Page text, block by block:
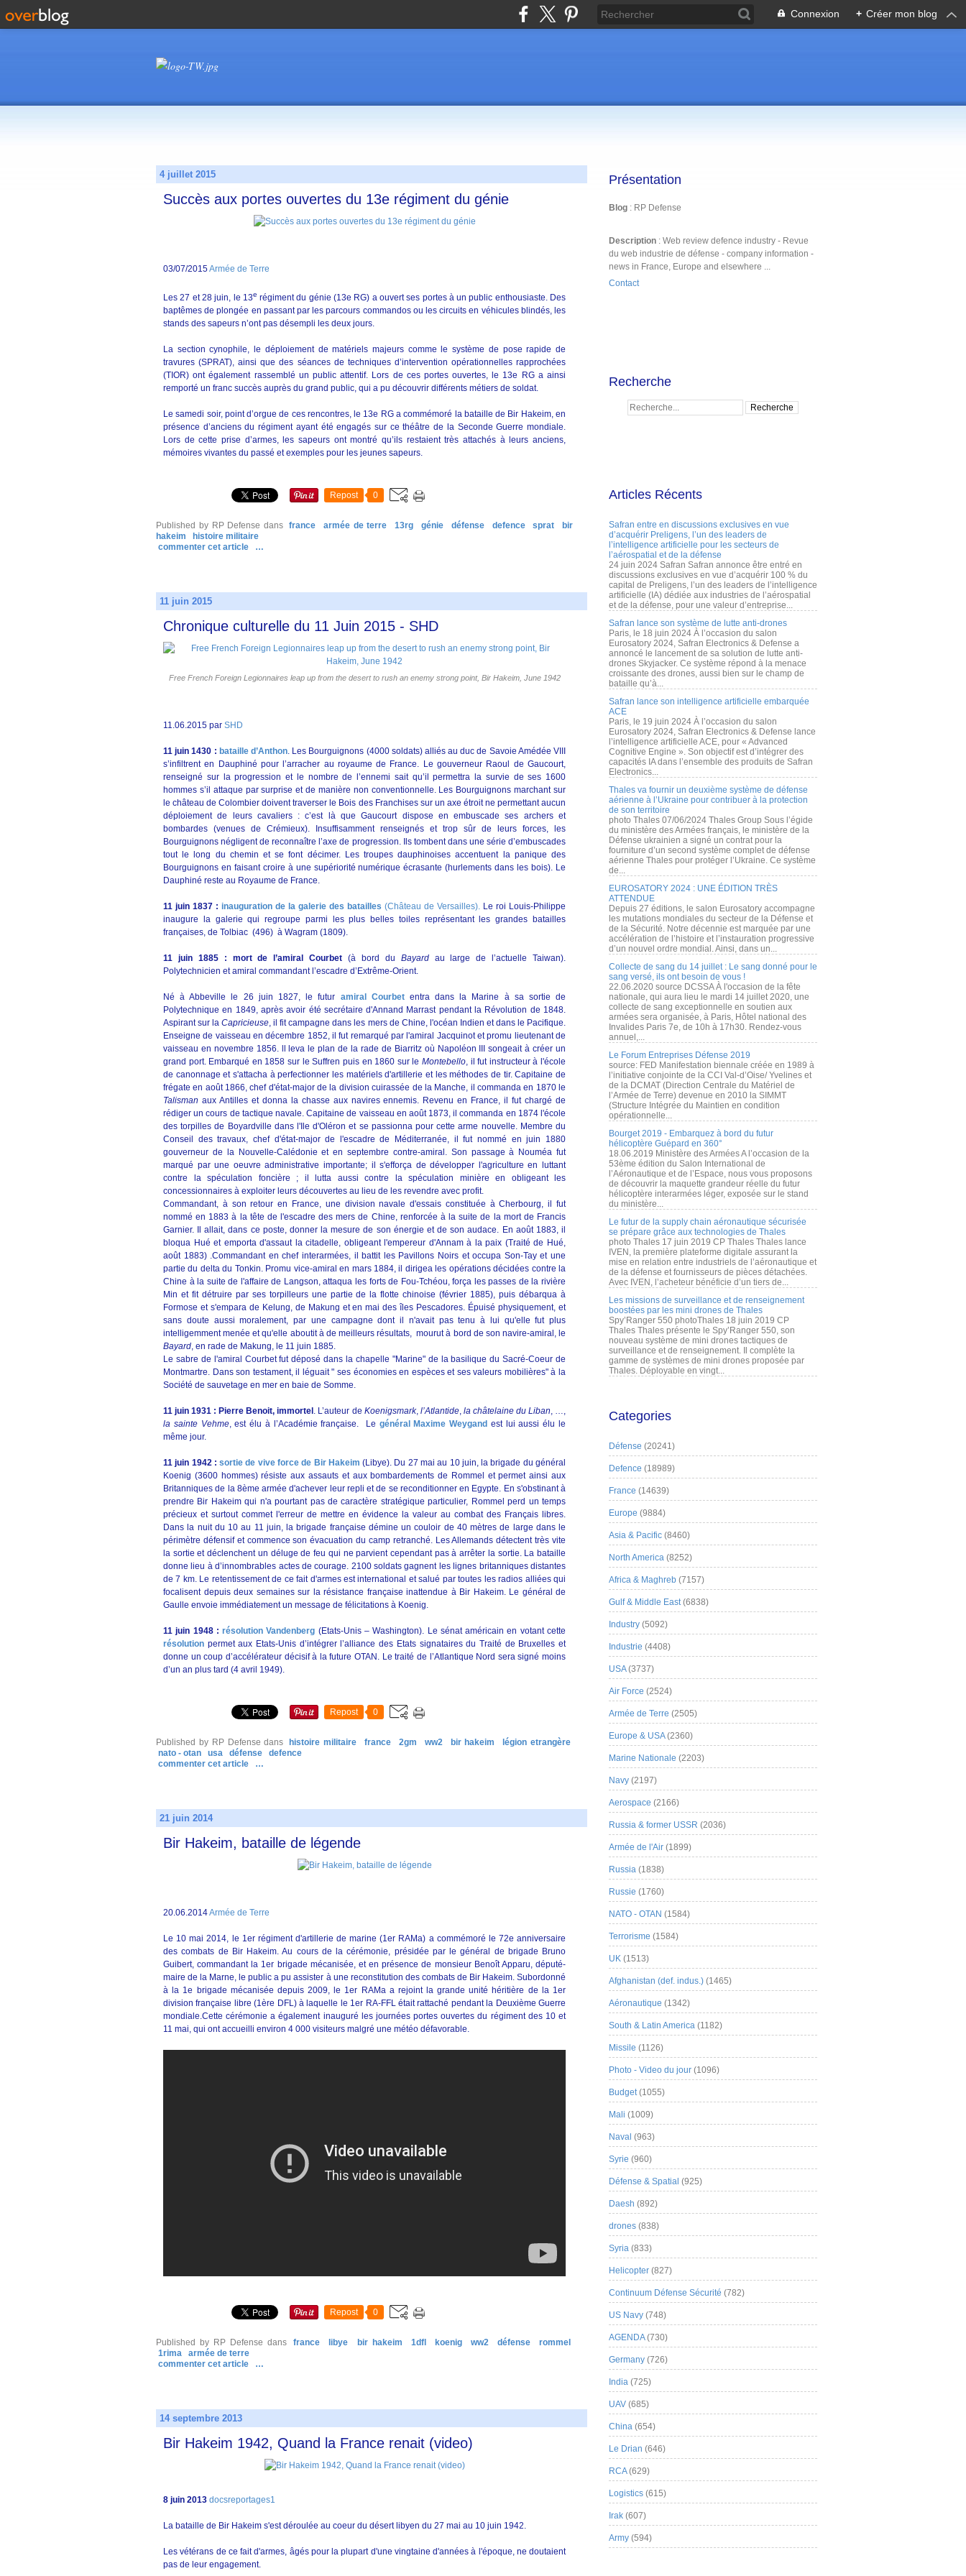
Connexion + Créer mon blog
4 juillet 2015
Succès aux portes ouvertes du 13e régiment du génie
03/07/2015Armée de Terre
Les 27 et 28 juin, le 13e régiment du génie (13e RG) a ouvert ses portes à un public enthousiaste. Des
baptêmes de plongée en passant par les parcours commandos ou les circuits en véhicules blindés, les
stands des sapeurs n’ont pas désempli les deux jours.
La section cynophile, le déploiement de matériels majeurs comme le système de pose rapide de
travures (SPRAT), ainsi que des séances de techniques d’intervention opérationnelles rapprochées
(TIOR) ont également rassemblé un public attentif. Lors de ces portes ouvertes, le 13e RG a ainsi
remporté un franc succès auprès du grand public, qui a pu découvrir différents métiers de soldat.
Le samedi soir, point d’orgue de ces rencontres, le 13e RG a commémoré la bataille de Bir Hakeim, en
présence d’anciens du régiment ayant été engagés sur ce théâtre de la Seconde Guerre mondiale.
Lors de cette prise d’armes, les sapeurs ont montré qu’ils restaient très attachés à leurs anciens,
mémoires vivantes du passé et exemples pour les jeunes sapeurs.
Repost 0
Published by RP Defense dans france armée de terre 13rg génie défense defence sprat
bir
hakeim
histoire militaire
commenter cet article
…
11 juin 2015
Chronique culturelle du 11 Juin 2015 - SHD
Free French Foreign Legionnaires leap up from the desert to rush an enemy strong point, Bir Hakeim, June 1942
11.06.2015 par SHD
11 juin 1430 : bataille d’Anthon. Les Bourguignons (4000 soldats) alliés au duc de Savoie Amédée VIII
s’infiltrent en Dauphiné pour l’arracher au royaume de France. Le gouverneur Raoul de Gaucourt,
renseigné sur la progression et le nombre de l’ennemi sait qu’il permettra la survie de ses 1600
hommes s’il attaque par surprise et de manière non conventionnelle. Les Bourguignons marchant sur
le château de Colombier doivent traverser le Bois des Franchises sur un axe étroit ne permettant aucun
déploiement de leurs cavaliers : c’est là que Gaucourt dispose en embuscade ses archers et
bombardes (venues de Crémieux). Insuffisamment renseignés et trop sûr de leurs forces, les
Bourguignons négligent de reconnaître l’axe de progression. Ils tombent dans une série d’embuscades
tout le long du chemin et se font décimer. Les troupes dauphinoises accentuent la panique des
Bourguignons en faisant croire à une supériorité numérique écrasante (hurlements dans les bois). Le
Dauphiné reste au Royaume de France.
11 juin 1837 : inauguration de la galerie des batailles (Château de Versailles). Le roi Louis-Philippe
inaugure la galerie qui regroupe parmi les plus belles toiles représentant les grandes batailles
françaises, de Tolbiac (496) à Wagram (1809).
11 juin 1885 : mort de l’amiral Courbet (à bord du Bayardau large de l’actuelle Taiwan).
Polytechnicien et amiral commandant l’escadre d’Extrême-Orient.
Né à Abbeville le 26 juin 1827, le futur amiral Courbetentra dans la Marine à sa sortie de
Polytechnique en 1849, après avoir été secrétaire d'Annand Marrast pendant la Révolution de 1848.
Aspirant sur laCapricieuse, il fit campagne dans les mers de Chine, l'océan Indien et dans le Pacifique.
Enseigne de vaisseau en décembre 1852, il fut remarqué par l'amiral Jacquinot et promu lieutenant de
vaisseau en novembre 1856. ll leva le plan de la rade de Biarritz où Napoléon III songeait à créer un
grand port. Embarqué en 1858 sur le Suffren puis en 1860 sur le Montebello, il fut instructeur à l'école
de canonnage et s'attacha à perfectionner les matériels d'artillerie et les méthodes de tir. Capitaine de
frégate en août 1866, chef d'état-major de la division cuirassée de la Manche, il commanda en 1870 le
Talisman aux Antilles et donna la chasse aux navires ennemis. Revenu en France, il fut chargé de
rédiger un cours de tactique navale. Capitaine de vaisseau en août 1873, il commanda en 1874 l'école
des torpilles de Boyardville dans l'Ile d'Oléron et se passionna pour cette arme nouvelle. Membre du
Conseil des travaux, chef d'état-major de l'escadre de Méditerranée, il fut nommé en juin 1880
gouverneur de la Nouvelle-Calédonie et en septembre contre-amiral. Son passage à Nouméa fut
marqué par une oeuvre administrative importante; il s'efforça de développer l'agriculture en luttant
contre la spéculation foncière ; il lutta aussi contre la spéculation minière en obligeant les
concessionnaires à exploiter leurs découvertes au lieu de les revendre avec profit.
Commandant, à son retour en France, une division navale d'essais constituée à Cherbourg, il fut
nommé en 1883 à la tête de l'escadre des mers de Chine, renforcée à la suite de la mort de Francis
Garnier. Il allait, dans ce poste, donner la mesure de son énergie et de son audace. En août 1883, il
bloqua Hué et emporta d'assaut la citadelle, obligeant l'empereur d'Annam à la paix (Traité de Hué,
août 1883) .Commandant en chef interarmées, il battit les Pavillons Noirs et occupa Son-Tay et une
partie du delta du Tonkin. Promu vice-amiral en mars 1884, il dirigea les opérations décidées contre la
Chine à la suite de l'affaire de Langson, attaqua les forts de Fou-Tchéou, força les passes de la rivière
Min et fit détruire par ses torpilleurs une partie de la flotte chinoise (février 1885), puis débarqua à
Formose et s'empara de Kelung, de Makung et en mai des îles Pescadores. Épuisé physiquement, et
sans doute aussi moralement, par une campagne dont il n'avait pas tenu à lui qu'elle fut plus
intelligemment menée et qu'elle aboutit à de meilleurs résultats, mourut à bord de son navire-amiral, le
Bayard, en rade de Makung, le 11 juin 1885.
Le sabre de l'amiral Courbet fut déposé dans la chapelle "Marine" de la basilique du Sacré-Coeur de
Montmartre. Dans son testament, il léguait " ses économies en espèces et ses valeurs mobilières" à la
Société de sauvetage en mer en baie de Somme.
11 juin 1931 : Pierre Benoit, immortel . L’auteur de Koenigsmark, l’Atlantide, la châtelaine du Liban, …,
la sainte Vehme, est élu à l’Académie française. Le général Maxime Weygand est lui aussi élu le
même jour.
11 juin 1942 :sortie de vive force de Bir Hakeim (Libye). Du 27 mai au 10 juin, la brigade du général
Koenig (3600 hommes) résiste aux assauts et aux bombardements de Rommel et permet ainsi aux
Britanniques de la 8ème armée d'achever leur repli et de se reconditionner en Egypte. En s'obstinant à
prendre Bir Hakeim qui n'a pourtant pas de caractère stratégique particulier, Rommel perd un temps
précieux et surtout commet l'erreur de mettre en évidence la valeur au combat des Français libres.
Dans la nuit du 10 au 11 juin, la brigade française démine un couloir de 40 mètres de large dans le
périmètre défensif et commence son évacuation du camp retranché. Les Allemands détectent très vite
la sortie et déclenchent un déluge de feu qui ne parvient cependant pas à arrêter la sortie. La bataille
donne lieu à d’innombrables actes de courage. 2100 soldats gagnent les lignes britanniques distantes
de 7 km. Le retentissement de ce fait d'armes est international et salué par toutes les radios alliées qui
focalisent depuis deux semaines sur la résistance française inattendue à Bir Hakeim. Le général de
Gaulle envoie immédiatement un message de félicitations à Koenig.
11 juin 1948 :résolution Vandenberg (Etats-Unis – Washington). Le sénat américain en votant cette
résolution permet aux Etats-Unis d’intégrer l’alliance des Etats signataires du Traité de Bruxelles et
donne un coup d’accélérateur décisif à la future OTAN. Le traité de l’Atlantique Nord sera signé moins
d’un an plus tard (4 avril 1949).
Repost 0
Published by RP Defense dans histoire militaire france 2gm ww2 bir hakeim
légion etrangère
nato - otan
usa défense
defence
commenter cet article
…
21 juin 2014
Bir Hakeim, bataille de légende
20.06.2014Armée de Terre
Le 10 mai 2014, le 1er régiment d'artillerie de marine (1er RAMa) a commémoré le 72e anniversaire
des combats de Bir Hakeim. Au cours de la cérémonie, présidée par le général de brigade Bruno
Guibert, commandant la 1er brigade mécanisée, et en présence de monsieur Benoît Apparu, député-
maire de la Marne, le public a pu assister à une reconstitution des combats de Bir Hakeim. Subordonné
à la 1e brigade mécanisée depuis 2009, le 1er RAMa a rejoint la grande unité héritière de la 1er
division française libre (1ère DFL) à laquelle le 1er RA-FFL était rattaché pendant la Deuxième Guerre
mondiale.Cette cérémonie a également inauguré les journées portes ouvertes du régiment des 10 et
11 mai, qui ont accueilli environ 4 000 visiteurs malgré une météo défavorable.
Repost 0
Published by RP Defense dans france libye bir hakeim 1dfl koenig ww2 défense
rommel
1rima
armée de terre
commenter cet article
…
14 septembre 2013
Bir Hakeim 1942, Quand la France renait (video)
8 juin 2013 docsreportages1
La bataille de Bir Hakeim s'est déroulée au coeur du désert libyen du 27 mai au 10 juin 1942.
Les vétérans de ce fait d'armes, âgés pour la plupart d'une vingtaine d'années à l'époque, ne doutaient
pas de leur engagement.
Présentation
Blog : RP Defense
Description : Web review defence industry - Revue
du web industrie de défense - company information -
news in France, Europe and elsewhere ...
Contact
Recherche
Articles Récents
Safran entre en discussions exclusives en vue
d’acquérir Preligens, l’un des leaders de
l’intelligence artificielle pour les secteurs de
l’aérospatial et de la défense
24 juin 2024 Safran Safran annonce être entré en
discussions exclusives en vue d’acquérir 100 % du
capital de Preligens, l’un des leaders de l’intelligence
artificielle (IA) dédiée aux industries de l’aérospatial
et de la défense, pour une valeur d’entreprise...
Safran lance son système de lutte anti-drones
Paris, le 18 juin 2024 À l’occasion du salon
Eurosatory 2024, Safran Electronics & Defense a
annoncé le lancement de sa solution de lutte anti-
drones Skyjacker. Ce système répond à la menace
croissante des drones, aussi bien sur le champ de
bataille qu’à...
Safran lance son intelligence artificielle embarquée
ACE
Paris, le 19 juin 2024 À l’occasion du salon
Eurosatory 2024, Safran Electronics & Defense lance
l’intelligence artificielle ACE, pour « Advanced
Cognitive Engine ». Son objectif est d’intégrer des
capacités IA dans l’ensemble des produits de Safran
Electronics...
Thales va fournir un deuxième système de défense
aérienne à l’Ukraine pour contribuer à la protection
de son territoire
photo Thales 07/06/2024 Thales Group Sous l’égide
du ministère des Armées français, le ministère de la
Défense ukrainien a signé un contrat pour la
fourniture d’un second système complet de défense
aérienne Thales pour protéger l’Ukraine. Ce système
de...
EUROSATORY 2024 : UNE ÉDITION TRÈS
ATTENDUE
Depuis 27 éditions, le salon Eurosatory accompagne
les mutations mondiales du secteur de la Défense et
de la Sécurité. Notre décennie est marquée par une
accélération de l’histoire et l’instauration progressive
d’un nouvel ordre mondial. Ainsi, dans un...
Collecte de sang du 14 juillet : Le sang donné pour le
sang versé, ils ont besoin de vous !
22.06.2020 source DCSSA À l'occasion de la fête
nationale, qui aura lieu le mardi 14 juillet 2020, une
collecte de sang exceptionnelle en soutien aux
armées sera organisée, à Paris, Hôtel national des
Invalides Paris 7e, de 10h à 17h30. Rendez-vous
annuel,...
Le Forum Entreprises Défense 2019
source: FED Manifestation biennale créée en 1989 à
l’initiative conjointe de la CCI Val-d’Oise/ Yvelines et
de la DCMAT (Direction Centrale du Matériel de
l’Armée de Terre) devenue en 2010 la SIMMT
(Structure Intégrée du Maintien en condition
opérationnelle...
Bourget 2019 - Embarquez à bord du futur
hélicoptère Guépard en 360°
18.06.2019 Ministère des Armées A l’occasion de la
53ème édition du Salon International de
l’Aéronautique et de l’Espace, nous vous proposons
de découvrir la maquette grandeur réelle du futur
hélicoptère interarmées léger, exposée sur le stand
du ministère...
Le futur de la supply chain aéronautique sécurisée
se prépare grâce aux technologies de Thales
photo Thales 17 juin 2019 CP Thales Thales lance
IVEN, la première plateforme digitale assurant la
mise en relation entre industriels de l’aéronautique et
de la défense et fournisseurs de pièces détachées.
Avec IVEN, l’acheteur bénéficie d’un tiers de...
Les missions de surveillance et de renseignement
boostées par les mini drones de Thales
Spy’Ranger 550 photoThales 18 juin 2019 CP
Thales Thales présente le Spy’Ranger 550, son
nouveau système de mini drones tactiques de
surveillance et de renseignement. Il complète la
gamme de systèmes de mini drones proposée par
Thales. Déployable en vingt...
Categories
Défense (20241)
Defence (18989)
France (14639)
Europe (9884)
Asia & Pacific (8460)
North America (8252)
Africa & Maghreb (7157)
Gulf & Middle East(6838)
Industry (5092)
Industrie (4408)
USA(3737)
Air Force (2524)
Armée de Terre (2505)
Europe & USA(2360)
Marine Nationale (2203)
Navy (2197)
Aerospace (2166)
Russia & former USSR (2036)
Armée de l'Air (1899)
Russia (1838)
Russie (1760)
NATO - OTAN (1584)
Terrorisme (1584)
UK (1513)
Afghanistan (def. indus.) (1465)
Aéronautique (1342)
South & Latin America (1182)
Missile (1126)
Photo - Video du jour (1096)
Budget(1055)
Mali (1009)
Naval (963)
Syrie (960)
Défense & Spatial (925)
Daesh (892)
drones (838)
Syria (833)
Helicopter (827)
Continuum Défense Sécurité (782)
US Navy (748)
AGENDA(730)
Germany (726)
India (725)
UAV (685)
China (654)
Le Drian (646)
RCA(629)
Logistics (615)
Irak (607)
Army (594)